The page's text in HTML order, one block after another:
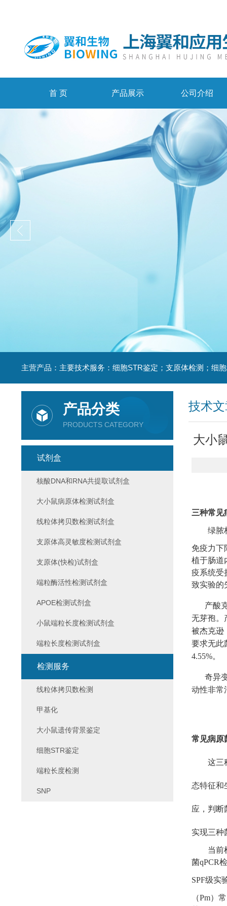
首 页 产品展示 公司介绍
技术
大小
三种常见
绿脓
免疫力下
植于肠道
疫系统受
致实验的
产酸
无芽孢。
被杰克逊
要求无此
4.55%。
奇异
动性非常
常见病原
这三
态特征和
应，判断
实现三种
当前
菌qPCR
SPF级实
（Pm）
产品分类
PRODUCTS CATEGORY
试剂盒
核酸DNA和RNA共提取试剂盒
大小鼠病原体检测试剂盒
线粒体拷贝数检测试剂盒
支原体高灵敏度检测试剂盒
支原体(快检)试剂盒
端粒酶活性检测试剂盒
APOE检测试剂盒
小鼠端粒长度检测试剂盒
端粒长度检测试剂盒
检测服务
线粒体拷贝数检测
甲基化
大小鼠遗传背景鉴定
细胞STR鉴定
端粒长度检测
SNP